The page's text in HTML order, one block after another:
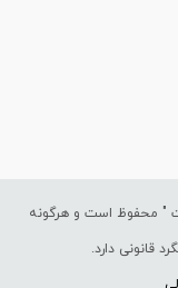
" محفوظ است و هرگونه
قانونی دارد.